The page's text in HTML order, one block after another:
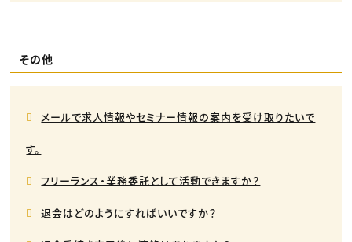
その他
メールで求人情報やセミナー情報の案内を受け取りたいで
す。
フリーランス・業務委託として活動できますか？
退会はどのようにすればいいですか？